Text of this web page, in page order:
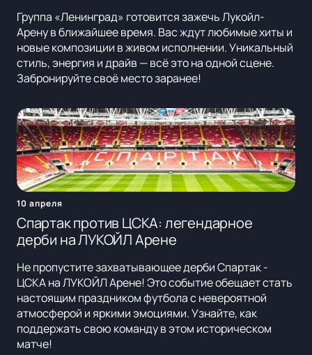
Группа «Ленинград» готовится зажечь Лукойл-
Арену в ближайшее время. Вас ждут любимые хиты и
новые композиции в живом исполнении. Уникальный
стиль, энергия и драйв — всё это на одной сцене.
Забронируйте своё место заранее!
10 апреля
Спартак против ЦСКА: легендарное
дерби на ЛУКОЙЛ Арене
Не пропустите захватывающее дерби Спартак -
ЦСКА на ЛУКОЙЛ Арене! Это событие обещает стать
настоящим праздником футбола с невероятной
атмосферой и яркими эмоциями. Узнайте, как
поддержать свою команду в этом историческом
матче!